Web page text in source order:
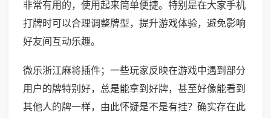
非常有用的，使用起来简单便捷。特别是在大家手机
打牌时可以合理调整牌型，提升游戏体验，避免影响
好友间互动乐趣。
微乐浙江麻将插件；一些玩家反映在游戏中遇到部分
用户的牌特别好，总是能拿到好牌，甚至好像能看到
其他人的牌一样，由此怀疑是不是有挂？确实存在此